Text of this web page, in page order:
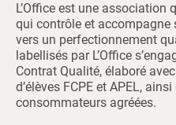
L’Office est une association
qui contrôle et accompagne
vers un perfectionnement
labellisés par L’Office
Contrat Qualité, élaboré
d’élèves FCPE et APEL,
consommateurs agréées.